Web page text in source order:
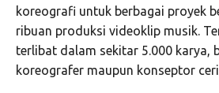
koreografi untuk berbagai proyek
ribuan produksi videoklip musik.
terlibat dalam sekitar 5.000 karya,
koreografer maupun konseptor